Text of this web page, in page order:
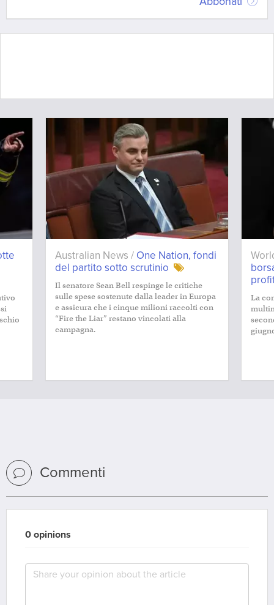
Australian News / One Nation, fondi
del partito sotto scrutinio
Il senatore Sean Bell respinge le critiche
sulle spese sostenute dalla leader in Europa
e assicura che i cinque milioni raccolti con
“Fire the Liar” restano vincolati alla
campagna.
La
Commenti
0 opinions